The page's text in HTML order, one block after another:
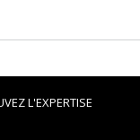
L'EXPERTISE